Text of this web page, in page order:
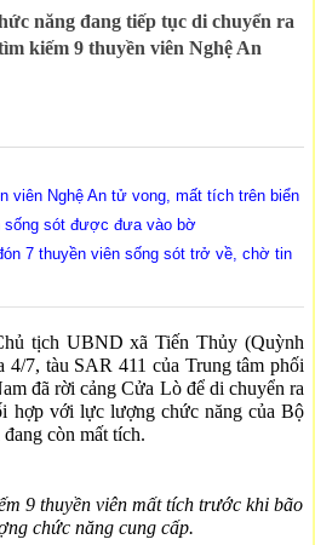
năng đang tiếp tục di chuyển ra
kiếm 9 thuyền viên Nghệ An
viên Nghệ An tử vong, mất tích trên biển
sống sót được đưa vào bờ
7 thuyền viên sống sót trở về, chờ tin
tịch UBND xã Tiến Thủy (Quỳnh
7, tàu SAR 411 của Trung tâm phối
đã rời cảng Cửa Lò để di chuyển ra
hợp với lực lượng chức năng của Bộ
còn mất tích.
9 thuyền viên mất tích trước khi bão
chức năng cung cấp.